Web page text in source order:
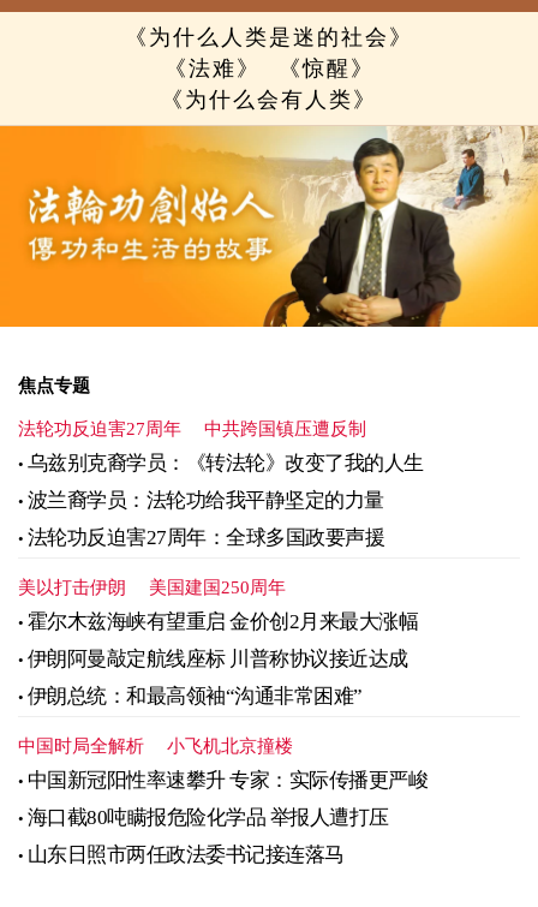
《为什么人类是迷的社会》
《法难》
《惊醒》
《为什么会有人类》
焦点专题
法轮功反迫害27周年 中共跨国镇压遭反制
乌兹别克裔学员：《转法轮》改变了我的人生
波兰裔学员：法轮功给我平静坚定的力量
法轮功反迫害27周年：全球多国政要声援
美以打击伊朗 美国建国250周年
霍尔木兹海峡有望重启 金价创2月来最大涨幅
伊朗阿曼敲定航线座标 川普称协议接近达成
伊朗总统：和最高领袖“沟通非常困难”
中国时局全解析 小飞机北京撞楼
中国新冠阳性率速攀升 专家：实际传播更严峻
海口截80吨瞒报危险化学品 举报人遭打压
山东日照市两任政法委书记接连落马